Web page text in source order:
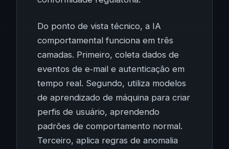
Do ponto de vista técnico, a IA
comportamental funciona em três
camadas. Primeiro, coleta dados de
eventos de e‑mail e autenticação em
tempo real. Segundo, utiliza modelos
de aprendizado de máquina para criar
perfis de usuário, aprendendo
padrões de comportamento normal.
Terceiro, aplica regras de anomalia